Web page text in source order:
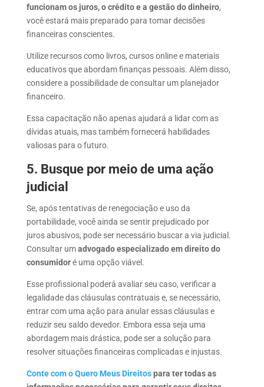
funcionam os juros, o crédito e a gestão do dinheiro,
você estará mais preparado para tomar decisões
financeiras conscientes.
Utilize recursos como livros, cursos online e materiais
educativos que abordam finanças pessoais. Além disso,
considere a possibilidade de consultar um planejador
financeiro.
Essa capacitação não apenas ajudará a lidar com as
dívidas atuais, mas também fornecerá habilidades
valiosas para o futuro.
5. Busque por meio de uma ação
judicial
Se, após tentativas de renegociação e uso da
portabilidade, você ainda se sentir prejudicado por
jurosabusivos, pode ser necessário buscar a via judicial.
Consultar umadvogadoespecializado em direito do
consumidoré uma opção viável.
Esse profissional poderá avaliar seu caso, verificar a
legalidade das cláusulas contratuais e, se necessário,
entrar com uma ação para anular essas cláusulas e
reduzir seu saldo devedor. Embora essa seja uma
abordagem mais drástica, pode ser a solução para
resolver situações financeiras complicadas e injustas.
Conte com o Quero Meus Direitospara ter todas as